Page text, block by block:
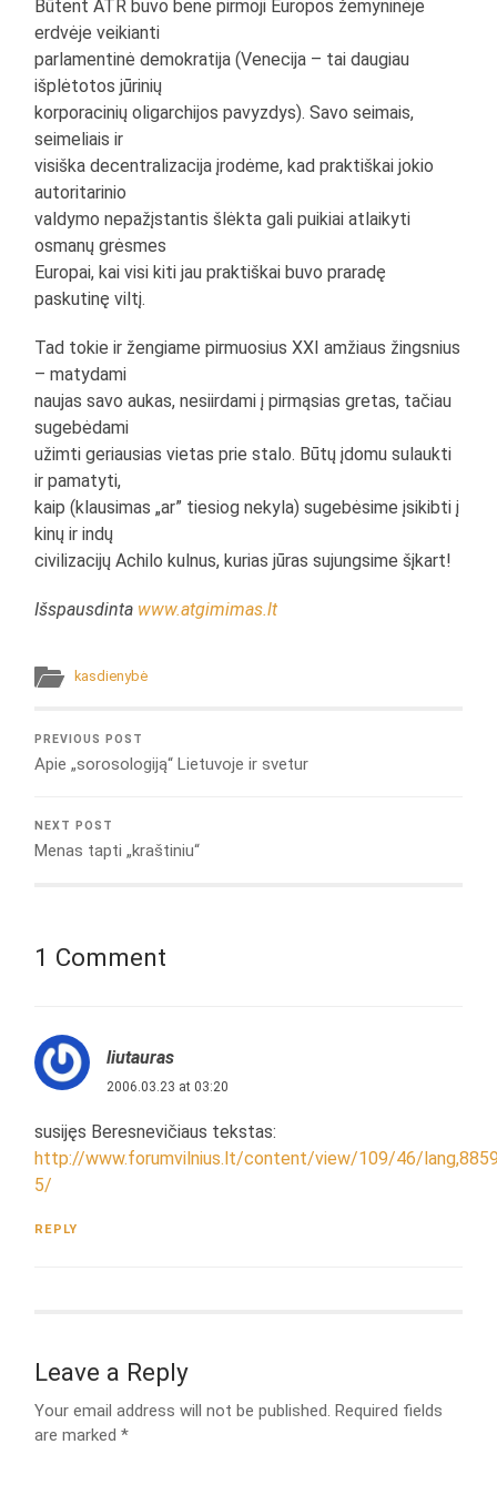
Būtent ATR buvo bene pirmoji Europos žemyninėje
erdvėje veikianti
parlamentinė demokratija (Venecija – tai daugiau
išplėtotos jūrinių
korporacinių oligarchijos pavyzdys). Savo seimais,
seimeliais ir
visiška decentralizacija įrodėme, kad praktiškai jokio
autoritarinio
valdymo nepažįstantis šlėkta gali puikiai atlaikyti
osmanų grėsmes
Europai, kai visi kiti jau praktiškai buvo praradę
paskutinę viltį.
Tad tokie ir žengiame pirmuosius XXI amžiaus žingsnius
– matydami
naujas savo aukas, nesiirdami į pirmąsias gretas, tačiau
sugebėdami
užimti geriausias vietas prie stalo. Būtų įdomu sulaukti
ir pamatyti,
kaip (klausimas „ar” tiesiog nekyla) sugebėsime įsikibti į
kinų ir indų
civilizacijų Achilo kulnus, kurias jūras sujungsime šįkart!
Išspausdinta www.atgimimas.lt
kasdienybė
PREVIOUS POST
Apie „sorosologiją“ Lietuvoje ir svetur
NEXT POST
Menas tapti „kraštiniu“
1 Comment
liutauras
2006.03.23 at 03:20
susijęs Beresnevičiaus tekstas:
http://www.forumvilnius.lt/content/view/109/46/
5/
REPLY
Leave a Reply
Your email address will not be published. Required fields
are marked*